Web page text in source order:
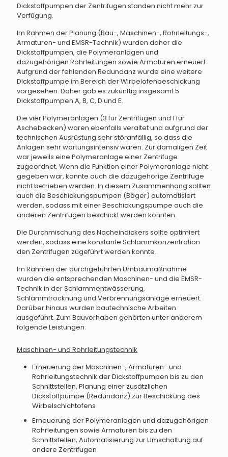
Dickstoffpumpen der Zentrifugen standen nicht mehr zur
Verfügung.
Im Rahmen der Planung (Bau-, Maschinen-, Rohrleitungs-,
Armaturen- und EMSR-Technik) wurden daher die
Dickstoffpumpen, die Polymeranlagen und
dazugehörigen Rohrleitungen sowie Armaturen erneuert.
Aufgrund der fehlenden Redundanz wurde eine weitere
Dickstoffpumpe im Bereich der Wirbelofenbeschickung
vorgesehen. Daher gab es zukünftig insgesamt 5
Dickstoffpumpen A, B, C, D und E.
Die vier Polymeranlagen (3 für Zentrifugen und 1 für
Aschebecken) waren ebenfalls veraltet und aufgrund der
technischen Ausrüstung sehr störanfällig, so dass die
Anlagen sehr wartungsintensiv waren. Zur damaligen Zeit
war jeweils eine Polymeranlage einer Zentrifuge
zugeordnet. Wenn die Funktion einer Polymeranlage nicht
gegeben war, konnte auch die dazugehörige Zentrifuge
nicht betrieben werden. In diesem Zusammenhang sollten
auch die Beschickungspumpen (Böger) automatisiert
werden, sodass mit einer Beschickungspumpe auch die
anderen Zentrifugen beschickt werden konnten.
Die Durchmischung des Nacheindickers sollte optimiert
werden, sodass eine konstante Schlammkonzentration
den Zentrifugen zugeführt werden konnte.
Im Rahmen der durchgeführten Umbaumaßnahme
wurden die entsprechenden Maschinen- und die EMSR-
Technik in der Schlammentwässerung,
Schlammtrocknung und Verbrennungsanlage erneuert.
Darüber hinaus wurden bautechnische Arbeiten
ausgeführt. Zum Bauvorhaben gehörten unter anderem
folgende Leistungen:
Maschinen- und Rohrleitungstechnik
Erneuerung der Maschinen-, Armaturen- und
Rohrleitungstechnik der Dickstoffpumpen bis zu den
Schnittstellen, Planung einer zusätzlichen
Dickstoffpumpe (Redundanz) zur Beschickung des
Wirbelschichtofens
Erneuerung der Polymeranlagen und dazugehörigen
Rohrleitungen sowie Armaturen bis zu den
Schnittstellen, Automatisierung zur Umschaltung auf
andere Zentrifugen